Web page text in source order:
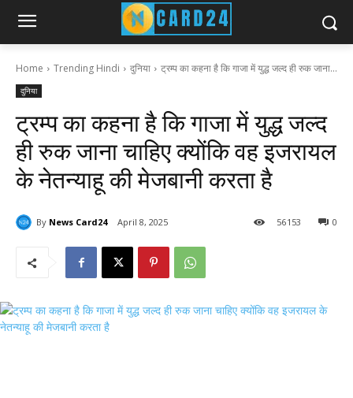
Home Trending Hindi दुनिया ट्रम्प का कहना है कि गाजा में युद्ध जल्द ही रुक जाना...
दुनिया
ट्रम्प का कहना है कि गाजा में युद्ध जल्द
ही रुक जाना चाहिए क्योंकि वह इजरायल
के नेतन्याहू की मेजबानी करता है
By News Card24 April 8, 2025 0
56153